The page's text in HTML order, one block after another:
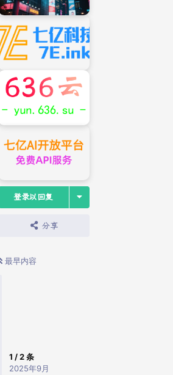
登录以回复
分享
最早内容
1 /2条
2025年9月